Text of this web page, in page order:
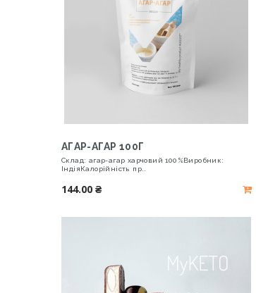
АГАР-АГАР 100Г
Склад: агар-агар харчовий 100%Виробник:
ІндіяКалорійність пр..
144.00 ₴